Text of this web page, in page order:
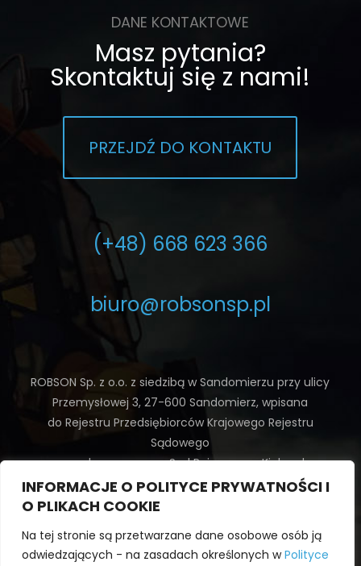
INFORMACJE O POLITYCE PRYWATNOŚCI I
O PLIKACH COOKIE
Na tej stronie są przetwarzane dane osobowe osób ją
odwiedzających - na zasadach określonych wPolityce
DANE KONTAKTOWE
Masz pytania?
Skontaktuj się z nami!
PRZEJDŹ DO KONTAKTU
(+48) 668 623 366
biuro@robsonsp.pl
ROBSON Sp. z o.o. z siedzibą w Sandomierzu przy ulicy
Przemysłowej 3, 27-600 Sandomierz, wpisana
do Rejestru Przedsiębiorców Krajowego Rejestru
Sądowego
prowadzonego przez Sąd Rejonowy w Kielcach,
X Wydział Gospodarczy Krajowego Rejestru Sądowego
pod numerem KRS: 0000613674, posiadającego NIP:
Kapitał zakładowy: 10 000,00 zł